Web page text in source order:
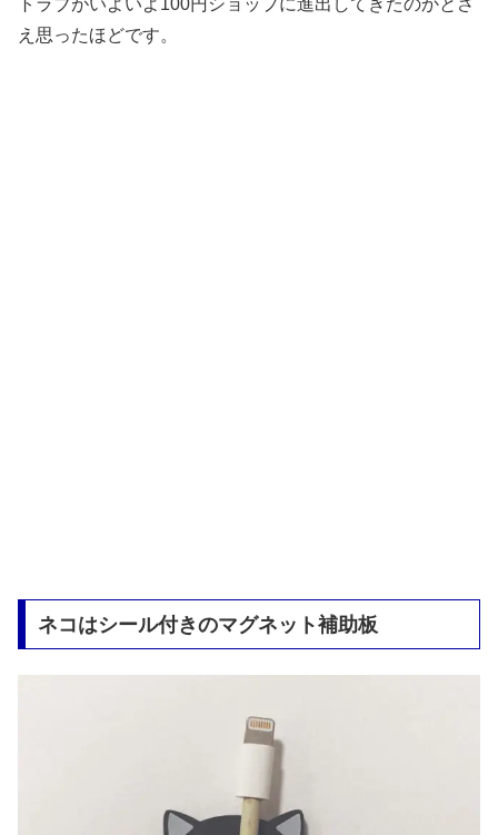
トラブがいよいよ100円ショップに進出してきたのかとさ
え思ったほどです。
ネコはシール付きのマグネット補助板